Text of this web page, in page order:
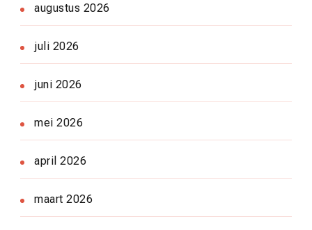
augustus 2026
juli 2026
juni 2026
mei 2026
april 2026
maart 2026